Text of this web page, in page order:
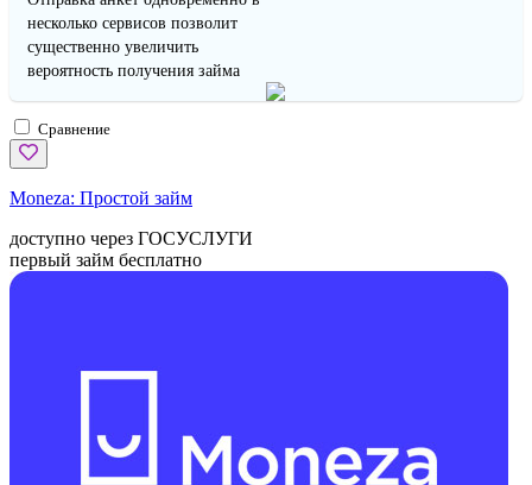
несколько сервисов позволит
существенно увеличить
вероятность получения займа
Сравнение
Moneza: Простой займ
доступно через ГОСУСЛУГИ
первый займ бесплатно